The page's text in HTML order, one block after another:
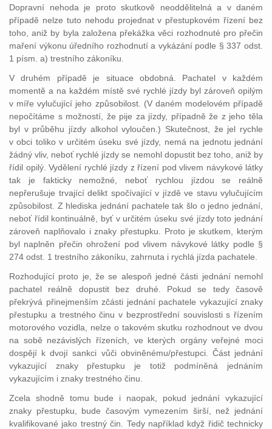
Dopravní nehoda je proto skutkově neoddělitelná a v daném
případě nelze tuto nehodu projednat v přestupkovém řízení bez
toho, aniž by byla založena překážka věci rozhodnuté pro přečin
maření výkonu úředního rozhodnutí a vykázání podle § 337 odst.
1 písm. a) trestního zákoníku.
V druhém případě je situace obdobná. Pachatel v každém
momentě a na každém místě své rychlé jízdy byl zároveň opilým
v míře vylučující jeho způsobilost. (V daném modelovém případě
nepočítáme s možností, že pije za jízdy, případně že z jeho těla
byl v průběhu jízdy alkohol vyloučen.) Skutečnost, že jel rychle
v obci toliko v určitém úseku své jízdy, nemá na jednotu jednání
žádný vliv, neboť rychlé jízdy se nemohl dopustit bez toho, aniž by
řídil opilý. Vydělení rychlé jízdy z řízení pod vlivem návykové látky
tak je fakticky nemožné, neboť rychlou jízdou se reálně
nepřerušuje trvající delikt spočívající v jízdě ve stavu vylučujícím
způsobilost. Z hlediska jednání pachatele tak šlo o jedno jednání,
neboť řídil kontinuálně, byť v určitém úseku své jízdy toto jednání
zároveň naplňovalo i znaky přestupku. Proto je skutkem, kterým
byl naplněn přečin ohrožení pod vlivem návykové látky podle §
274 odst. 1 trestního zákoníku, zahrnuta i rychlá jízda pachatele.
Rozhodující proto je, že se alespoň jedné části jednání nemohl
pachatel reálně dopustit bez druhé. Pokud se tedy časově
překrývá přinejmenším zčásti jednání pachatele vykazující znaky
přestupku a trestného činu v bezprostřední souvislosti s řízením
motorového vozidla, nelze o takovém skutku rozhodnout ve dvou
na sobě nezávislých řízeních, ve kterých orgány veřejné moci
dospějí k dvojí sankci vůči obviněnému/přestupci. Část jednání
vykazující znaky přestupku je totiž podmíněná jednáním
vykazujícím i znaky trestného činu.
Zcela shodně tomu bude i naopak, pokud jednání vykazující
znaky přestupku, bude časovým vymezením širší, než jednání
kvalifikované jako trestný čin. Tedy například když řidič technicky